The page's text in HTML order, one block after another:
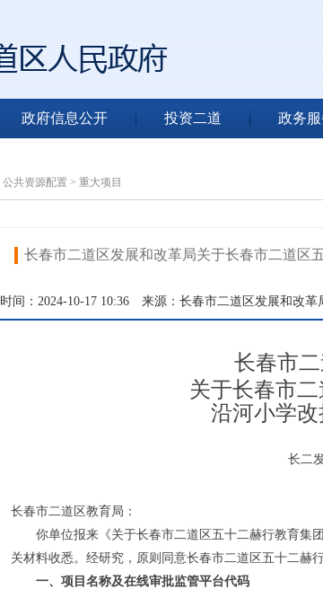
政府信息公开 投资二道 政务
公共资源配置 > 重大项目
长春市二道区发展和改革局关于长春市二道区
时间：2024-10-17 10:36 来源：长春市二道区发展和改革
长春市
关于长春市
沿河小学
长二
长春市二道区教育局：
你单位报来 《关于长春市二道区五十二赫行教育集
关材料收悉。 经研究，原则同意长春市二道区五十二赫
一、项目名称及在线审批监管平台代码